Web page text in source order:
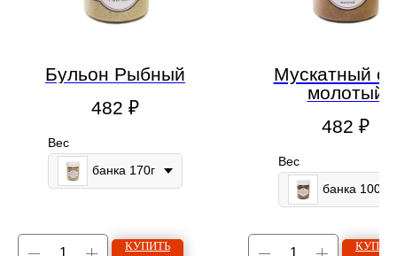
Бульон Рыбный
482 ₽
Вес
банка 170г
КУПИТЬ
Мускатный
молотый
482 ₽
Вес
банка 100г